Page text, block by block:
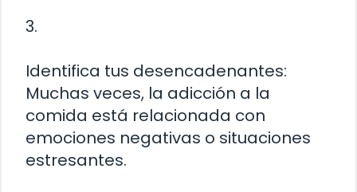
3.
Identifica tus desencadenantes:
Muchas veces, la adicción a la
comida está relacionada con
emociones negativas o situaciones
estresantes.